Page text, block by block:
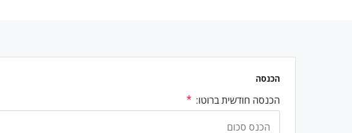
הכנסה
הכנסה חודשית ברוטו: